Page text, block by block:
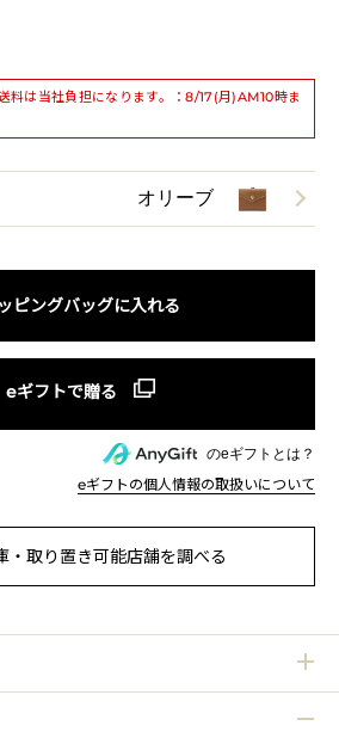
料は当社負担になります。：8/17(月)AM10時ま
オリーブ
ピングバッグに入れる
のeギフトとは？
eギフトの個人情報の取扱いについて
・取り置き可能店舗を調べる